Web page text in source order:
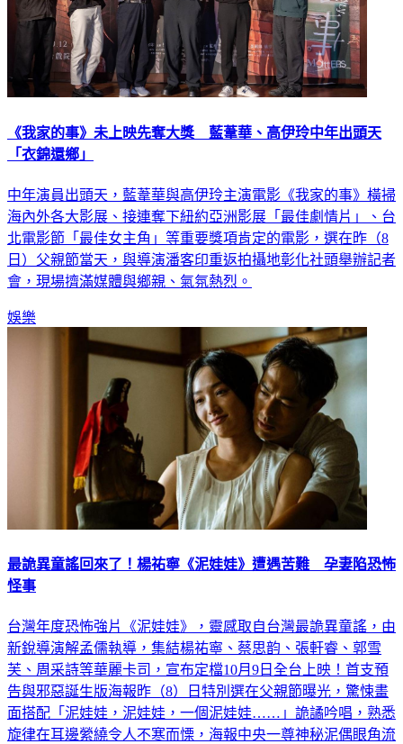
《我家的事》未上映先奪大獎 藍葦華、高伊玲中年出頭天
「衣錦還鄉」
中年演員出頭天，藍葦華與高伊玲主演電影《我家的事》橫掃
海內外各大影展、接連奪下紐約亞洲影展「最佳劇情片」、台
北電影節「最佳女主角」等重要獎項肯定的電影，選在昨（8
日）父親節當天，與導演潘客印重返拍攝地彰化社頭舉辦記者
會，現場擠滿媒體與鄉親、氣氛熱烈。
娛樂
最詭異童謠回來了！楊祐寧《泥娃娃》遭遇苦難 孕妻陷恐怖
怪事
台灣年度恐怖強片《泥娃娃》，靈感取自台灣最詭異童謠，由
新銳導演解孟儒執導，集結楊祐寧、蔡思韵、張軒睿、郭雪
芙、周采詩等華麗卡司，宣布定檔10月9日全台上映！首支預
告與邪惡誕生版海報昨（8）日特別選在父親節曝光，驚悚畫
面搭配「泥娃娃，泥娃娃，一個泥娃娃……」詭譎吟唱，熟悉
旋律在耳邊縈繞令人不寒而慄，海報中央一尊神秘泥偶眼角流